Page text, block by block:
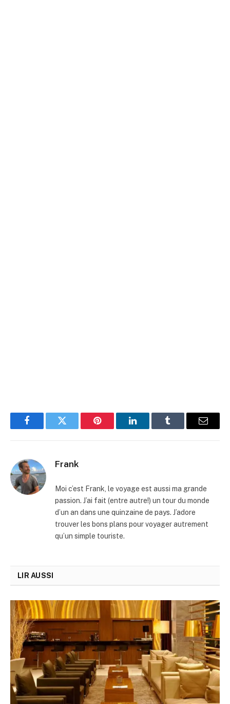
FacebookTwitter Pinterest LinkedInTumblr Email
Frank
Moi c’est Frank, le voyage est aussi ma grande
passion. J’ai fait (entre autre!) un tour du monde
d’un an dans une quinzaine de pays. J’adore
trouver les bons plans pour voyager autrement
qu’un simple touriste.
LIR AUSSI